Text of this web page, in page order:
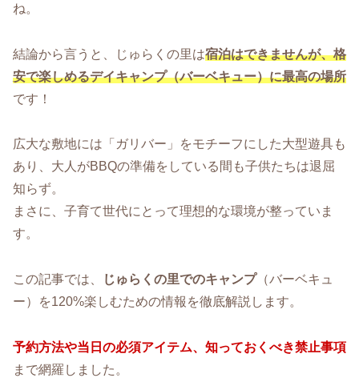
ね。
結論から言うと、じゅらくの里は宿泊はできませんが、格
安で楽しめるデイキャンプ（バーベキュー）に最高の場所
です！
広大な敷地には「ガリバー」をモチーフにした大型遊具も
あり、大人がBBQの準備をしている間も子供たちは退屈
知らず。
まさに、子育て世代にとって理想的な環境が整っていま
す。
この記事では、 じゅらくの里でのキャンプ（バーベキュ
ー）を120%楽しむための情報を徹底解説します。
予約方法や当日の必須アイテム、知っておくべき禁止事項
まで網羅しました。